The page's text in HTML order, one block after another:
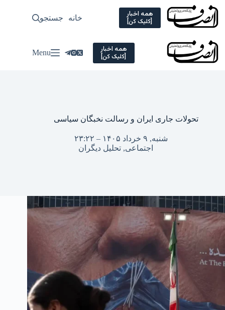
Skip
content
همه اخبار
[کلیک کن] خانه سیاسی
جستجو
همه اخبار
[کلیک کن] Menu
تحولات جاری ایران و رسالت نخبگان سیاسی
شنبه, ۹ خرداد ۱۴۰۵ – ۲۳:۲۲
اجتماعی, تحلیل دیگران